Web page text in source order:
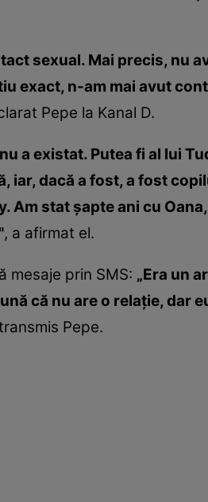
sexual. Mai precis, nu
exact, n-am mai avut
Pepe la Kanal D.
a existat. Putea fi al lui
iar, dacă a fost, a fost
Am stat şapte ani cu
, a afirmat el.
mesaje prin SMS: „Era un
că nu are o relaţie, dar
Pepe.